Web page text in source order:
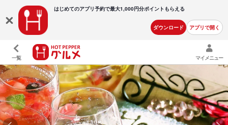
はじめてのアプリ予約で最大1,000円分ポイントもらえる
ダウンロード アプリで開く
一覧 マイメニュー